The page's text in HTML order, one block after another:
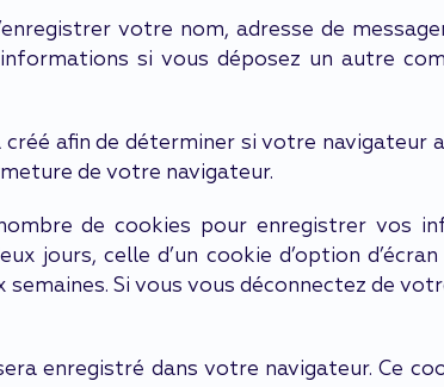
votre nom, adresse de
si vous déposez un autre
afin de déterminer si votre navigateur
de votre navigateur.
de cookies pour enregistrer vos
jours, celle d’un cookie d’option
Si vous vous déconnectez de
enregistré dans votre navigateur. Ce